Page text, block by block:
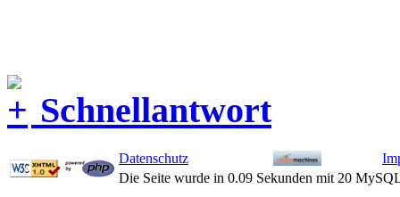
Schnellantwort
Datenschutz
Die Seite wurde in 0.09 Sekunden mit 20